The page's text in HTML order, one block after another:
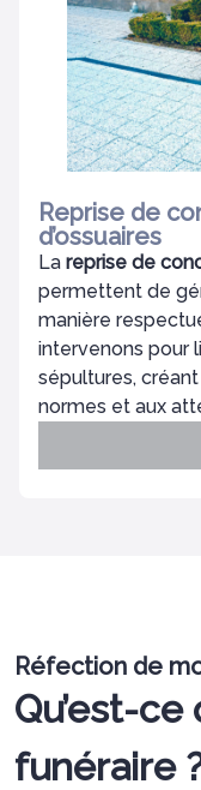
Reprise de
d’ossuaires
La reprise de
permettent de
manière
intervenons pour
sépultures,
normes et aux
Réfection de
Qu’est-
funéraire